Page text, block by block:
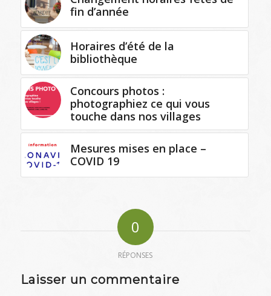
fin d’année
Horaires d’été de la
bibliothèque
Concours photos :
photographiez ce qui vous
touche dans nos villages
Mesures mises en place –
COVID 19
0
RÉPONSES
Laisser un commentaire